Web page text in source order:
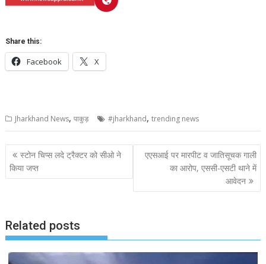
Share this:
Facebook X
Jharkhand News,पाकुड़ #jharkhand,trending news
Post
navigation
स्टोन चिप्स लदे ट्रैक्टर को सीओ ने
किया जप्त
एएसआई पर मारपीट व जातिसूचक गाली
का आरोप, एससी-एसटी थाने में
आवेदन
Related posts